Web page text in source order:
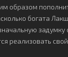
образом
богата
задумку
реализовать